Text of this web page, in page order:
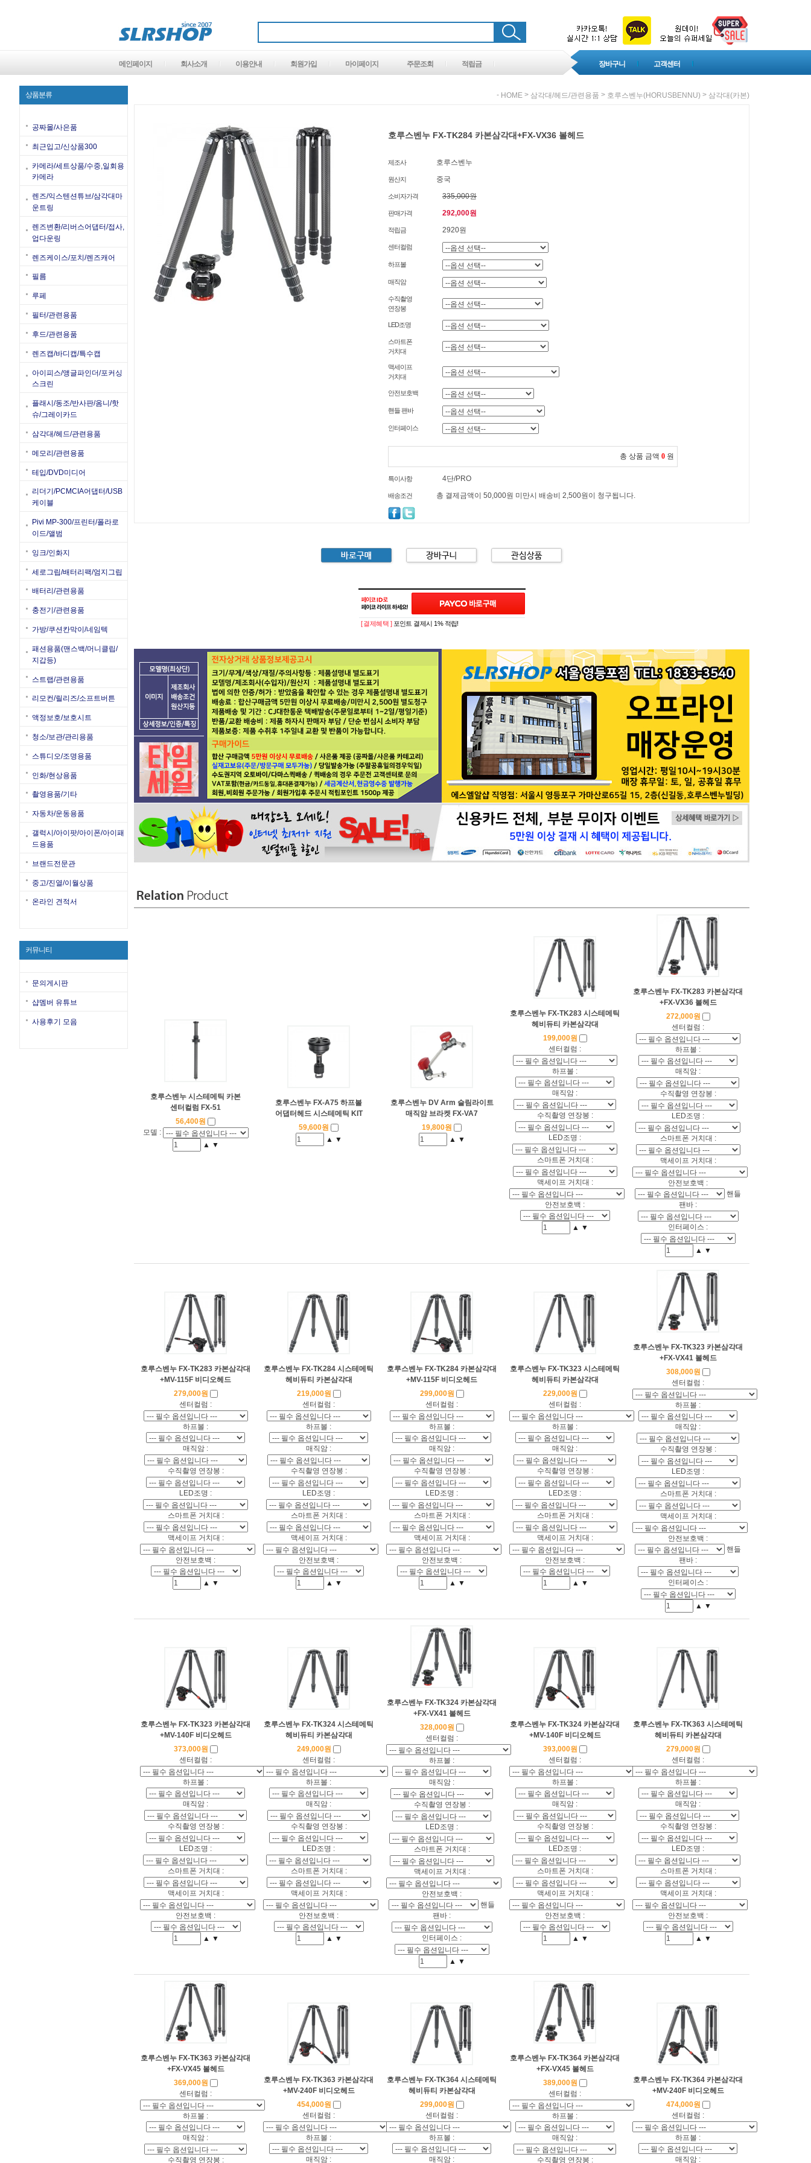
메인페이지 회사소개 이용안내 회원가입 마이페이지 주문조회 적립금 장바구니 고객센터
상품분류
공짜몰/사은품
최근입고/신상품300
카메라/세트상품/수중,일회용
카메라
렌즈/익스텐션튜브/삼각대마
운트링
렌즈변환/리버스어댑터/접사,
업다운링
렌즈케이스/포치/렌즈캐어
필름
루페
필터/관련용품
후드/관련용품
렌즈캡/바디캡/특수캡
아이피스/앵글파인더/포커싱
스크린
플래시/동조/반사판/옴니/핫
슈/그레이카드
삼각대/헤드/관련용품
메모리/관련용품
테입/DVD미디어
리더기/PCMCIA어댑터/USB
케이블
Pivi MP-300/프린터/폴라로
이드/앨범
잉크/인화지
세로그립/배터리팩/엄지그립
배터리/관련용품
충전기/관련용품
가방/쿠션칸막이/네임텍
패션용품(맨스백/머니클립/
지갑등)
스트랩/관련용품
리모컨/릴리즈/소프트버튼
액정보호/보호시트
청소/보관/관리용품
스튜디오/조명용품
인화/현상용품
촬영용품/기타
자동차/운동용품
갤럭시/아이팟/아이폰/아이패
드용품
브랜드전문관
중고/진열/이월상품
온라인 견적서
커뮤니티
문의게시판
샵멤버 유튜브
사용후기 모음
- HOME > 삼각대/헤드/관련용품 > 호루스벤누(HORUSBENNU) > 삼각대(카본)
호루스벤누 FX-TK284 카본삼각대+FX-VX36 볼헤드
제조사 호루스벤누
원산지 중국
소비자가격 335,000원
판매가격 292,000원
적립금 2920원
센터컬럼
하프볼
매직암
수직촬영
연장봉
LED조명
스마트폰
거치대
맥세이프
거치대
안전보호백
핸들 팬바
인터페이스
총 상품 금액 0 원
특이사항 4단/PRO
배송조건 총 결제금액이 50,000원 미만시 배송비 2,500원이 청구됩니다.
코 라이프 하세요!
[ 결제혜택 ] 포인트 결제시 1% 적립!
호루스벤누 시스테메틱 카본
센터컬럼 FX-51
56,400원
모델 :
▲ ▼
호루스벤누 FX-A75 하프볼
어댑터헤드 시스테메틱 KIT
59,600원
▲ ▼
호루스벤누 DV Arm 슬림라이트
매직암 브라켓 FX-VA7
19,800원
▲ ▼
호루스벤누 FX-TK283 시스테메틱
헤비듀티 카본삼각대
199,000원
센터컬럼 :
하프볼 :
매직암 :
수직촬영 연장봉 :
LED조명 :
스마트폰 거치대 :
맥세이프 거치대 :
안전보호백 :
▲ ▼
호루스벤누 FX-TK283 카본삼각대
+FX-VX36 볼헤드
272,000원
센터컬럼 :
하프볼 :
매직암 :
수직촬영 연장봉 :
LED조명 :
스마트폰 거치대 :
맥세이프 거치대 :
안전보호백 :
핸들
팬바 :
인터페이스 :
▲ ▼
호루스벤누 FX-TK283 카본삼각대
+MV-115F 비디오헤드
279,000원
센터컬럼 :
하프볼 :
매직암 :
수직촬영 연장봉 :
LED조명 :
스마트폰 거치대 :
맥세이프 거치대 :
안전보호백 :
▲ ▼
호루스벤누 FX-TK284 시스테메틱
헤비듀티 카본삼각대
219,000원
센터컬럼 :
하프볼 :
매직암 :
수직촬영 연장봉 :
LED조명 :
스마트폰 거치대 :
맥세이프 거치대 :
안전보호백 :
▲ ▼
호루스벤누 FX-TK284 카본삼각대
+MV-115F 비디오헤드
299,000원
센터컬럼 :
하프볼 :
매직암 :
수직촬영 연장봉 :
LED조명 :
스마트폰 거치대 :
맥세이프 거치대 :
안전보호백 :
▲ ▼
호루스벤누 FX-TK323 시스테메틱
헤비듀티 카본삼각대
229,000원
센터컬럼 :
하프볼 :
매직암 :
수직촬영 연장봉 :
LED조명 :
스마트폰 거치대 :
맥세이프 거치대 :
안전보호백 :
▲ ▼
호루스벤누 FX-TK323 카본삼각대
+FX-VX41 볼헤드
308,000원
센터컬럼 :
하프볼 :
매직암 :
수직촬영 연장봉 :
LED조명 :
스마트폰 거치대 :
맥세이프 거치대 :
안전보호백 :
핸들
팬바 :
인터페이스 :
▲ ▼
호루스벤누 FX-TK323 카본삼각대
+MV-140F 비디오헤드
373,000원
센터컬럼 :
하프볼 :
매직암 :
수직촬영 연장봉 :
LED조명 :
스마트폰 거치대 :
맥세이프 거치대 :
안전보호백 :
▲ ▼
호루스벤누 FX-TK324 시스테메틱
헤비듀티 카본삼각대
249,000원
센터컬럼 :
하프볼 :
매직암 :
수직촬영 연장봉 :
LED조명 :
스마트폰 거치대 :
맥세이프 거치대 :
안전보호백 :
▲ ▼
호루스벤누 FX-TK324 카본삼각대
+FX-VX41 볼헤드
328,000원
센터컬럼 :
하프볼 :
매직암 :
수직촬영 연장봉 :
LED조명 :
스마트폰 거치대 :
맥세이프 거치대 :
안전보호백 :
핸들
팬바 :
인터페이스 :
▲ ▼
호루스벤누 FX-TK324 카본삼각대
+MV-140F 비디오헤드
393,000원
센터컬럼 :
하프볼 :
매직암 :
수직촬영 연장봉 :
LED조명 :
스마트폰 거치대 :
맥세이프 거치대 :
안전보호백 :
▲ ▼
호루스벤누 FX-TK363 시스테메틱
헤비듀티 카본삼각대
279,000원
센터컬럼 :
하프볼 :
매직암 :
수직촬영 연장봉 :
LED조명 :
스마트폰 거치대 :
맥세이프 거치대 :
안전보호백 :
▲ ▼
호루스벤누 FX-TK363 카본삼각대
+FX-VX45 볼헤드
369,000원
센터컬럼 :
하프볼 :
매직암 :
수직촬영 연장봉 :
호루스벤누 FX-TK363 카본삼각대
+MV-240F 비디오헤드
454,000원
센터컬럼 :
하프볼 :
매직암 :
호루스벤누 FX-TK364 시스테메틱
헤비듀티 카본삼각대
299,000원
센터컬럼 :
하프볼 :
매직암 :
호루스벤누 FX-TK364 카본삼각대
+FX-VX45 볼헤드
389,000원
센터컬럼 :
하프볼 :
매직암 :
수직촬영 연장봉 :
호루스벤누 FX-TK364 카본삼각대
+MV-240F 비디오헤드
474,000원
센터컬럼 :
하프볼 :
매직암 :